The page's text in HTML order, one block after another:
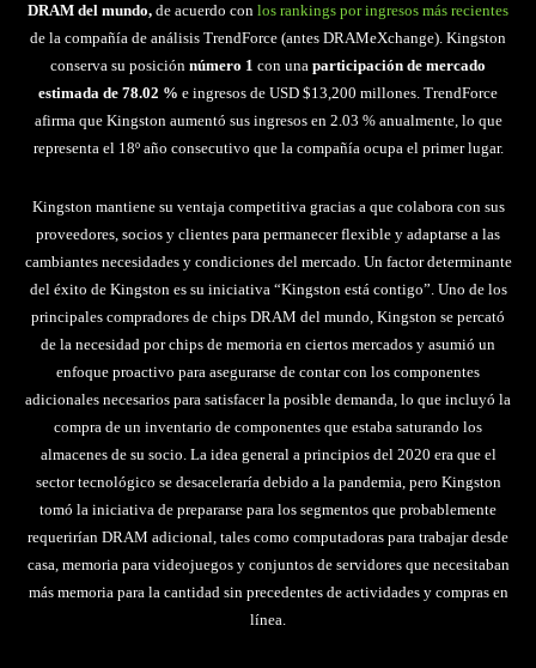
DRAM del mundo, de acuerdo con los rankings por ingresos más recientes
de la compañía de análisis TrendForce (antes DRAMeXchange). Kingston
conserva su posición número 1 con una participación de mercado
estimada de 78.02 % e ingresos de USD $13,200 millones. TrendForce
afirma que Kingston aumentó sus ingresos en 2.03 % anualmente, lo que
representa el 18º año consecutivo que la compañía ocupa el primer lugar.
Kingston mantiene su ventaja competitiva gracias a que colabora con sus
proveedores, socios y clientes para permanecer flexible y adaptarse a las
cambiantes necesidades y condiciones del mercado. Un factor determinante
del éxito de Kingston es su iniciativa “Kingston está contigo”. Uno de los
principales compradores de chips DRAM del mundo, Kingston se percató
de la necesidad por chips de memoria en ciertos mercados y asumió un
enfoque proactivo para asegurarse de contar con los componentes
adicionales necesarios para satisfacer la posible demanda, lo que incluyó la
compra de un inventario de componentes que estaba saturando los
almacenes de su socio. La idea general a principios del 2020 era que el
sector tecnológico se desaceleraría debido a la pandemia, pero Kingston
tomó la iniciativa de prepararse para los segmentos que probablemente
requerirían DRAM adicional, tales como computadoras para trabajar desde
casa, memoria para videojuegos y conjuntos de servidores que necesitaban
más memoria para la cantidad sin precedentes de actividades y compras en
línea.